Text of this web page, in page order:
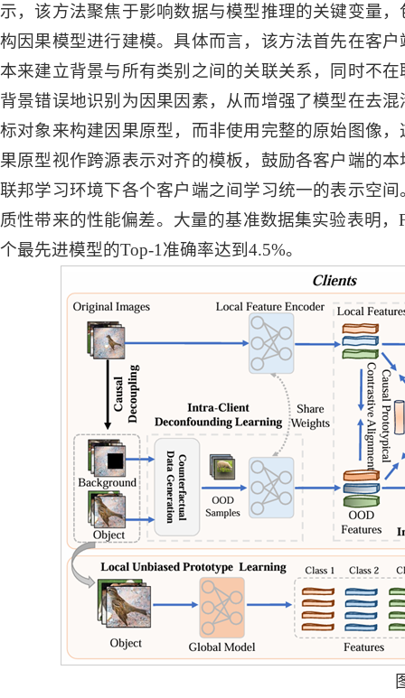
示，该方法聚焦于影响数据与模型推理的关键变量
构因果模型进行建模。具体而言，该方法首先在客
本来建立背景与所有类别之间的关联关系，同时不
背景错误地识别为因果因素，从而增强了模型在去
标对象来构建因果原型，而非使用完整的原始图像
果原型视作跨源表示对齐的模板，鼓励各客户端的
联邦学习环境下各个客户端之间学习统一的表示空
质性带来的性能偏差。大量的基准数据集实验表明
个最先进模型的Top-1准确率达到4.5%。